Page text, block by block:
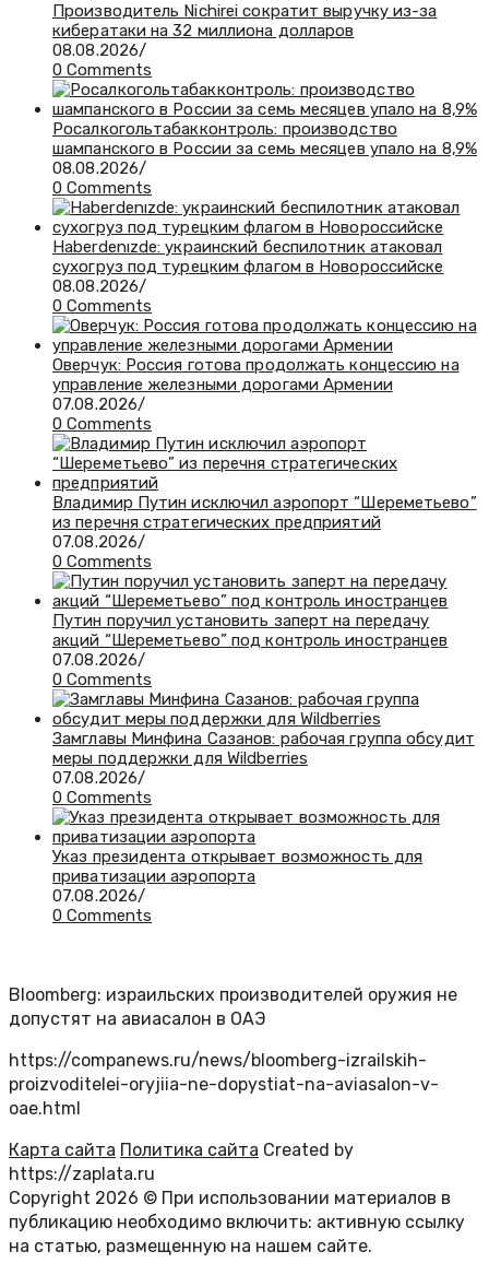
Производитель Nichirei сократит выручку из-за
кибератаки на 32 миллиона долларов
08.08.2026/
0 Comments
Росалкогольтабакконтроль: производство
шампанского в России за семь месяцев упало на 8,9%
08.08.2026/
0 Comments
Haberdenızde: украинский беспилотник атаковал
сухогруз под турецким флагом в Новороссийске
08.08.2026/
0 Comments
Оверчук: Россия готова продолжать концессию на
управление железными дорогами Армении
07.08.2026/
0 Comments
Владимир Путин исключил аэропорт “Шереметьево”
из перечня стратегических предприятий
07.08.2026/
0 Comments
Путин поручил установить заперт на передачу
акций “Шереметьево” под контроль иностранцев
07.08.2026/
0 Comments
Замглавы Минфина Сазанов: рабочая группа обсудит
меры поддержки для Wildberries
07.08.2026/
0 Comments
Указ президента открывает возможность для
приватизации аэропорта
07.08.2026/
0 Comments
Bloomberg: израильских производителей оружия не
допустят на авиасалон в ОАЭ
https://companews.ru/news/bloomberg-izrailskih-
proizvoditelei-oryjiia-ne-dopystiat-na-aviasalon-v-
oae.html
Карта сайта Политика сайта Created by
https://zaplata.ru
Copyright 2026 © При использовании материалов в
публикацию необходимо включить: активную ссылку
на статью, размещенную на нашем сайте.